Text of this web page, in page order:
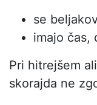
se
imajo čas,
Pri hitrejšem
skorajda ne